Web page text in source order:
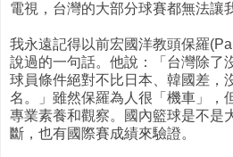
電視，台灣的大部分球賽都無法讓
我永遠記得以前宏國洋教頭保羅
說過的一句話。他說：「台灣除了
球員條件絕對不比日本、韓國差，
名。」雖然保羅為人很「機車」，
專業素養和觀察。國內籃球是不是
斷，也有國際賽成績來驗證。